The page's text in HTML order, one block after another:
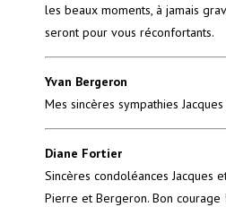
les beaux moments, à jamais
seront pour vous réconfortants.
Yvan Bergeron
Mes sincères sympathies
Diane Fortier
Sincères condoléances Jacques
Pierre et Bergeron. Bon courage !